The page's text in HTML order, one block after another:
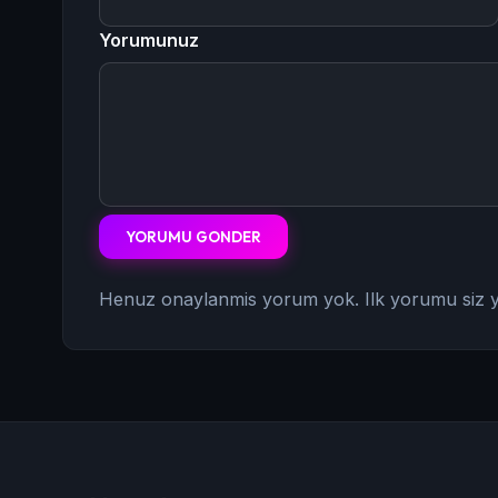
Yorumunuz
YORUMU GONDER
Henuz onaylanmis yorum yok. Ilk yorumu siz